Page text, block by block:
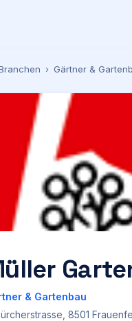
› Gärtner &
& Gartenbau
8501